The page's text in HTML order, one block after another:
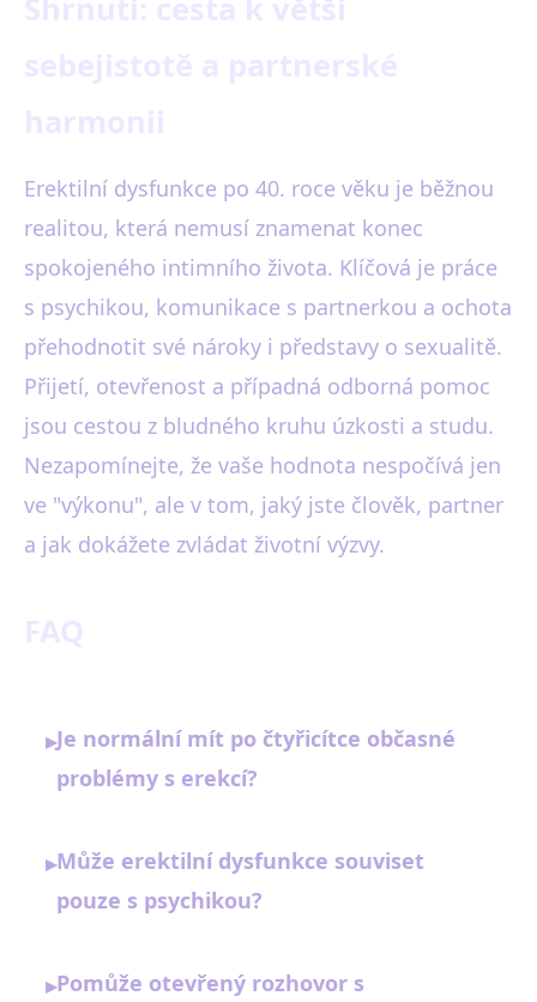
Erektilní dysfunkce po 40. roce věku je běžnou
realitou, která nemusí znamenat konec
spokojeného intimního života. Klíčová je práce
s psychikou, komunikace s partnerkou a ochota
přehodnotit své nároky i představy o sexualitě.
Přijetí, otevřenost a případná odborná pomoc
jsou cestou z bludného kruhu úzkosti a studu.
Nezapomínejte, že vaše hodnota nespočívá jen
ve "výkonu", ale v tom, jaký jste člověk, partner
a jak dokážete zvládat životní výzvy.
▸Je normální mít po čtyřicítce občasné
problémy s erekcí?
▸Může erektilní dysfunkce souviset
pouze s psychikou?
▸Pomůže otevřený rozhovor s